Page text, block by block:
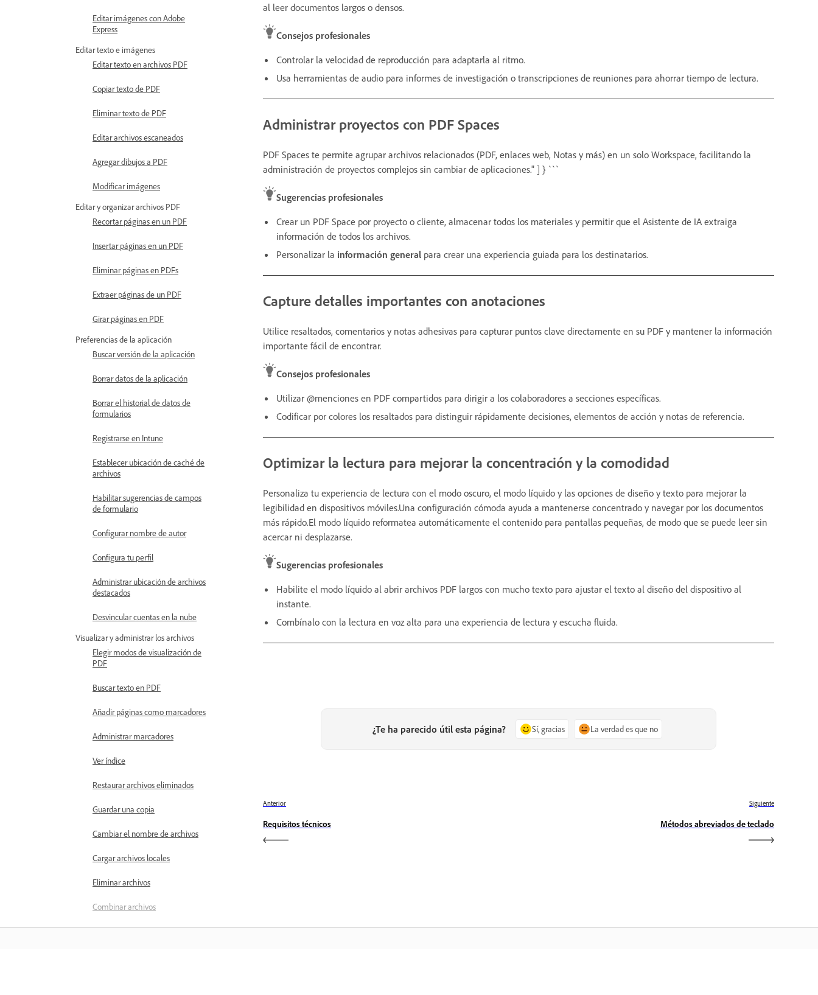
Editar imágenes con Adobe
Express
Editar texto e imágenes
Editar texto en archivos PDF
Copiar texto de PDF
Eliminar texto de PDF
Editar archivos escaneados
Agregar dibujos a PDF
Modificar imágenes
Editar y organizar archivos PDF
Recortar páginas en un PDF
Insertar páginas en un PDF
Eliminar páginas en PDFs
Extraer páginas de un PDF
Girar páginas en PDF
Preferencias de la aplicación
Buscar versión de la aplicación
Borrar datos de la aplicación
Borrar el historial de datos de
formularios
Registrarse en Intune
Establecer ubicación de caché de
archivos
Habilitar sugerencias de campos
de formulario
Configurar nombre de autor
Configura tu perfil
Administrar ubicación de archivos
destacados
Desvincular cuentas en la nube
Visualizar y administrar los archivos
Elegir modos de visualización de
PDF
Buscar texto en PDF
Añadir páginas como marcadores
Administrar marcadores
Ver índice
Restaurar archivos eliminados
Guardar una copia
Cambiar el nombre de archivos
Cargar archivos locales
Eliminar archivos
Combinar archivos
Solicitar acceso a archivos
al leer documentos largos o densos.
Consejos profesionales
Controlar la velocidad de reproducción para adaptarla al ritmo.
Usa herramientas de audio para informes de investigación o transcripciones de reuniones para ahorrar tiempo de lectura.
Administrar proyectos con PDF Spaces
PDF Spaces te permite agrupar archivos relacionados (PDF, enlaces web, Notas y más) en un solo Workspace, facilitando la
administración de proyectos complejos sin cambiar de aplicaciones." ] } ```
Sugerencias profesionales
Crear un PDF Space por proyecto o cliente, almacenar todos los materiales y permitir que el Asistente de IA extraiga
información de todos los archivos.
Personalizar la información general para crear una experiencia guiada para los destinatarios.
Capture detalles importantes con anotaciones
Utilice resaltados, comentarios y notas adhesivas para capturar puntos clave directamente en su PDF y mantener la información
importante fácil de encontrar.
Consejos profesionales
Utilizar @menciones en PDF compartidos para dirigir a los colaboradores a secciones específicas.
Codificar por colores los resaltados para distinguir rápidamente decisiones, elementos de acción y notas de referencia.
Optimizar la lectura para mejorar la concentración y la comodidad
Personaliza tu experiencia de lectura con el modo oscuro, el modo líquido y las opciones de diseño y texto para mejorar la
legibilidad en dispositivos móviles.Una configuración cómoda ayuda a mantenerse concentrado y navegar por los documentos
más rápido.El modo líquido reformatea automáticamente el contenido para pantallas pequeñas, de modo que se puede leer sin
acercar ni desplazarse.
Sugerencias profesionales
Habilite el modo líquido al abrir archivos PDF largos con mucho texto para ajustar el texto al diseño del dispositivo al
instante.
Combínalo con la lectura en voz alta para una experiencia de lectura y escucha fluida.
¿Te ha parecido útil esta página? Sí, gracias La verdad es que no
Anterior
Requisitos técnicos
Siguiente
Métodos abreviados de teclado